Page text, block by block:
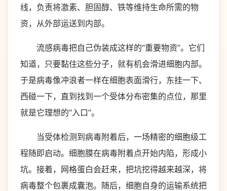
线，负责将激素、胆固醇、铁等维持生命所需的物
资，从外部运送到内部。
流感病毒把自己伪装成这样的“重要物资”。它们
知道，只要黏住这些分子，就有机会滑进细胞内部。
于是病毒像冲浪者一样在细胞表面滑行，东挂一下、
西碰一下，直到找到一个受体分布密集的点位，那里
就是它理想的“入口”。
当受体检测到病毒附着后，一场精密的细胞级工
程随即启动。细胞膜在病毒附着点开始内陷，形成小
坑。接着，网格蛋白会赶来，把坑挖得越来越深，将
病毒整个包裹成囊泡。随后，细胞自身的运输系统把